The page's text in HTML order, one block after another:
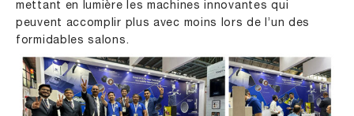
mettant en lumière les machines innovantes qui
peuvent accomplir plus avec moins lors de l’un des
formidables salons.